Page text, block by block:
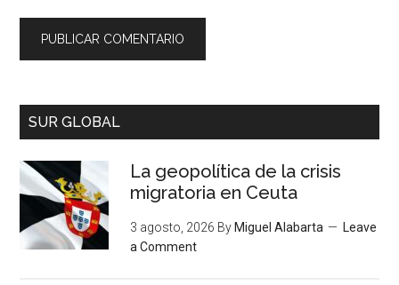
SUR GLOBAL
La geopolítica de la crisis
migratoria en Ceuta
3 agosto, 2026 ByMiguel Alabarta
Leave
a Comment